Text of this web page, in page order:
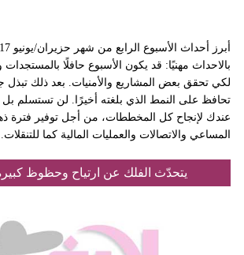
بالاحداث مهنيًا: قد يكون الأسبوع حافلًا بالمستجدات
لكي تحقق بعض المشاريع والأمنيات. بعد ذلك
تحافظ على النمط الذي بلغته أخيرًا. لن تستسلم
عندك لإنجاح كل المخططات، من أجل توفير فترة
المساعي والاتصالات والعمليات المالية كما
يتحدّث الفلك عن ارتياح وحظوظ